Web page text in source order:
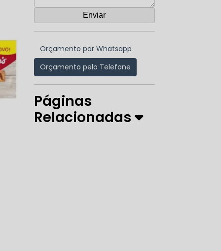
Orçamento por Whatsapp
Orçamento pelo Telefone
Páginas
Relacionadas